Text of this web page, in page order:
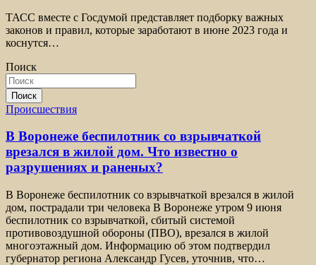
ТАСС вместе с Госдумой представляет подборку важных
законов и правил, которые заработают в июне 2023 года и
коснутся…
Поиск
Поиск
Происшествия
В Воронеже беспилотник со взрывчаткой
врезался в жилой дом. Что известно о
разрушениях и раненых?
В Воронеже беспилотник со взрывчаткой врезался в жилой
дом, пострадали три человека В Воронеже утром 9 июня
беспилотник со взрывчаткой, сбитый системой
противовоздушной обороны (ПВО), врезался в жилой
многоэтажный дом. Информацию об этом подтвердил
губернатор региона Александр Гусев, уточнив, что…